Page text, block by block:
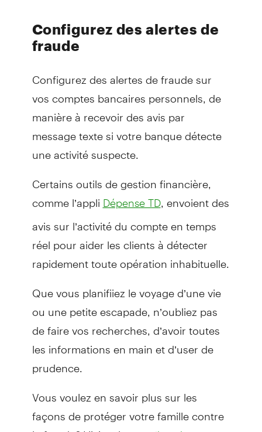
Configurez des alertes de
fraude
Configurez des alertes de fraude sur
vos comptes bancaires personnels, de
manière à recevoir des avis par
message texte si votre banque détecte
une activité suspecte.
Certains outils de gestion financière,
comme l’appli Dépense TD, envoient des
avis sur l’activité du compte en temps
réel pour aider les clients à détecter
rapidement toute opération inhabituelle.
Que vous planifiiez le voyage d’une vie
ou une petite escapade, n’oubliez pas
de faire vos recherches, d’avoir toutes
les informations en main et d’user de
prudence.
Vous voulez en savoir plus sur les
façons de protéger votre famille contre